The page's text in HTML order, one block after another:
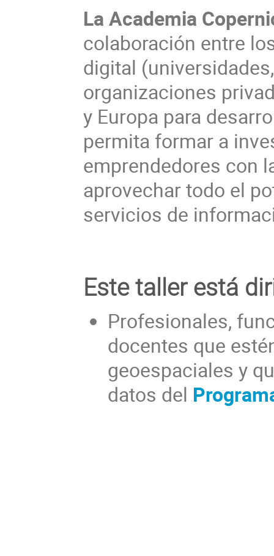
La Academia
colaboración entre
digital
organizaciones
y Europa para
permita formar a
emprendedores con
aprovechar todo el
servicios de
Este taller está
Profesionales,
docentes que
geoespaciales y
datos del